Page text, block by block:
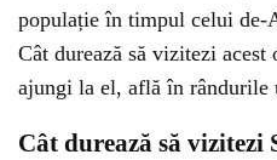
populație în timpul celui
Cât durează să vizitezi
ajungi la el, află în rândurile
Cât durează să vizitezi